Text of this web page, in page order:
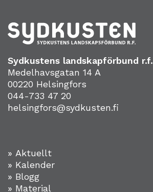
Sydkustens landskapförbund r.f.
Medelhavsgatan 14 A
00220 Helsingfors
044-733 47 20
helsingfors@sydkusten.fi
» Aktuellt
» Kalender
» Blogg
» Material